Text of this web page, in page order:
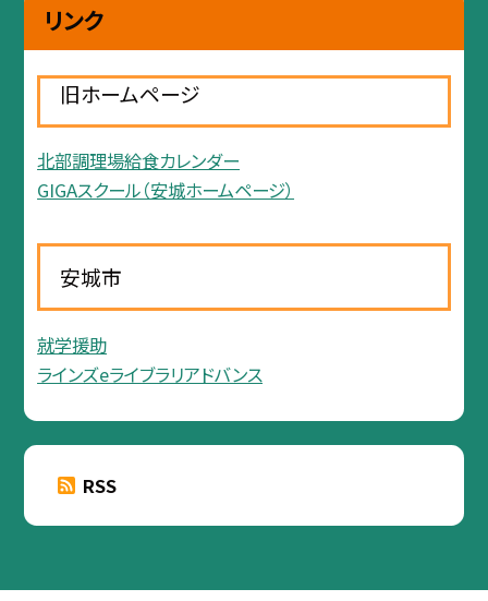
リンク
旧ホームページ
北部調理場給食カレンダー
GIGAスクール（安城ホームページ）
安城市
就学援助
ラインズeライブラリアドバンス
RSS